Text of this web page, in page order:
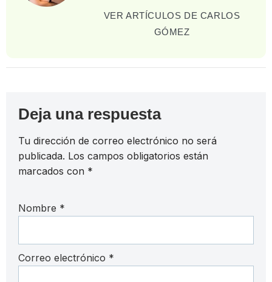
VER ARTÍCULOS DE CARLOS
GÓMEZ
Deja una respuesta
Tu dirección de correo electrónico no será
publicada. Los campos obligatorios están
marcados con *
Nombre *
Correo electrónico *